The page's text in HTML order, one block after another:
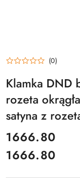
(0)
Klamka DND
rozeta
satyna z
cena:
1666.80
Cena:
1666.80